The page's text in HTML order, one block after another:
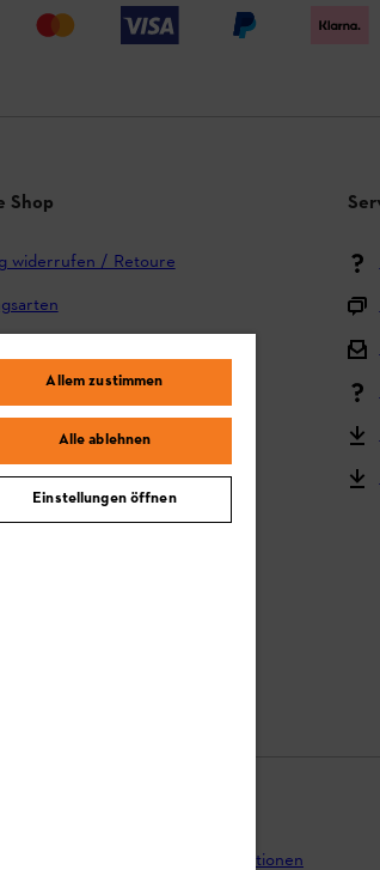
Shop
widerrufen / Retoure
und Garantie
Kooperationsprogramm
Bedienungsanleitungen
Rechtliche Informationen
Allem zustimmen
Alle ablehnen
Einstellungen öffnen